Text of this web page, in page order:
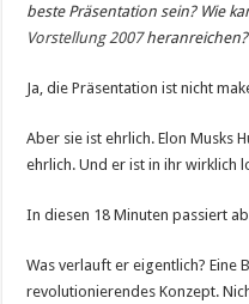
beste Präsentation sein? Wie
Vorstellung 2007
Ja, die Präsentation ist nicht
Aber sie ist ehrlich. Elon Musks
ehrlich. Und er ist in ihr wirklich
In diesen 18 Minuten passiert
Was verlauft er eigentlich? Eine
revolutionierendes Konzept.